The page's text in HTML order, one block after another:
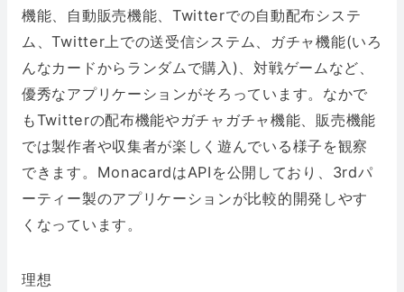
機能、自動販売機能、Twitterでの自動配布システ
ム、Twitter上での送受信システム、ガチャ機能(いろ
んなカードからランダムで購入)、対戦ゲームなど、
優秀なアプリケーションがそろっています。なかで
もTwitterの配布機能やガチャガチャ機能、販売機能
では製作者や収集者が楽しく遊んでいる様子を観察
できます。MonacardはAPIを公開しており、3rdパ
ーティー製のアプリケーションが比較的開発しやす
くなっています。
理想